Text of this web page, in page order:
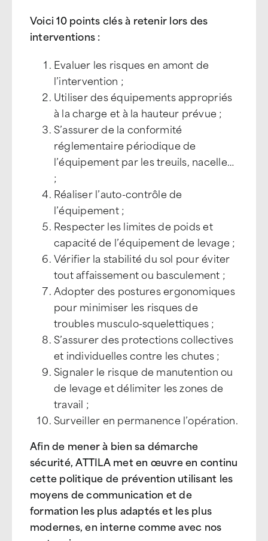
Voici 10 points clés à retenir lors des
interventions :
Evaluer les risques en amont de
l’intervention ;
Utiliser des équipements appropriés
à la charge et à la hauteur prévue ;
S’assurer de la conformité
réglementaire périodique de
l’équipement par les treuils, nacelle…
;
Réaliser l’auto-contrôle de
l’équipement ;
Respecter les limites de poids et
capacité de l’équipement de levage ;
Vérifier la stabilité du sol pour éviter
tout affaissement ou basculement ;
Adopter des postures ergonomiques
pour minimiser les risques de
troubles musculo-squelettiques ;
S’assurer des protections collectives
et individuelles contre les chutes ;
Signaler le risque de manutention ou
de levage et délimiter les zones de
travail ;
Surveiller en permanence l’opération.
Afin de mener à bien sa démarche
sécurité, ATTILA met en œuvre en continu
cette politique de prévention utilisant les
moyens de communication et de
formation les plus adaptés et les plus
modernes, en interne comme avec nos